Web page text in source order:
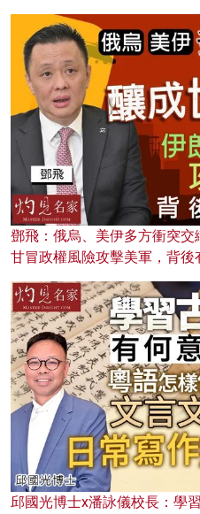
鄧飛：俄烏、美伊多方衝突
甘冒政權風險攻擊美軍，背後
邱國光博士x潘詠儀校長：學